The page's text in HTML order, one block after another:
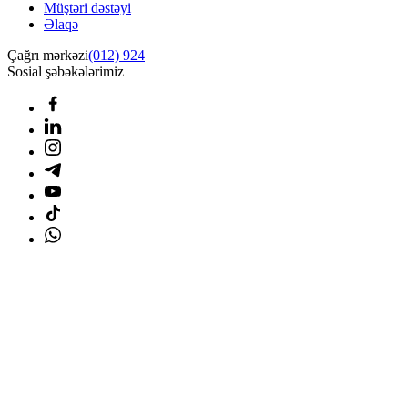
Müştəri dəstəyi
Əlaqə
Çağrı mərkəzi(012) 924
Sosial şəbəkələrimiz